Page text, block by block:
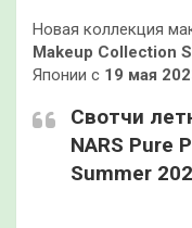
Новая коллекция
Makeup Collection
Японии с 19 мая
Свотчи
NARS Pure
Summer